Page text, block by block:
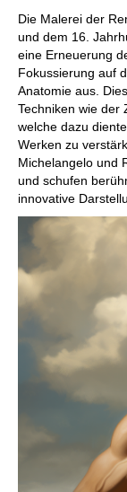
Die Malerei der
und dem 16.
eine Erneuerung
Fokussierung auf
Anatomie aus.
Techniken wie der
welche dazu
Werken zu
Michelangelo und
und schufen
innovative